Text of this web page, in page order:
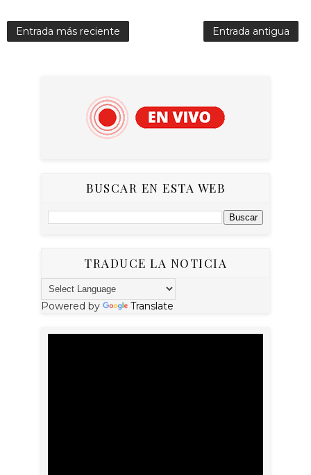
Entrada más reciente Entrada antigua
BUSCAR EN ESTA WEB
TRADUCE LA NOTICIA
Powered by Translate